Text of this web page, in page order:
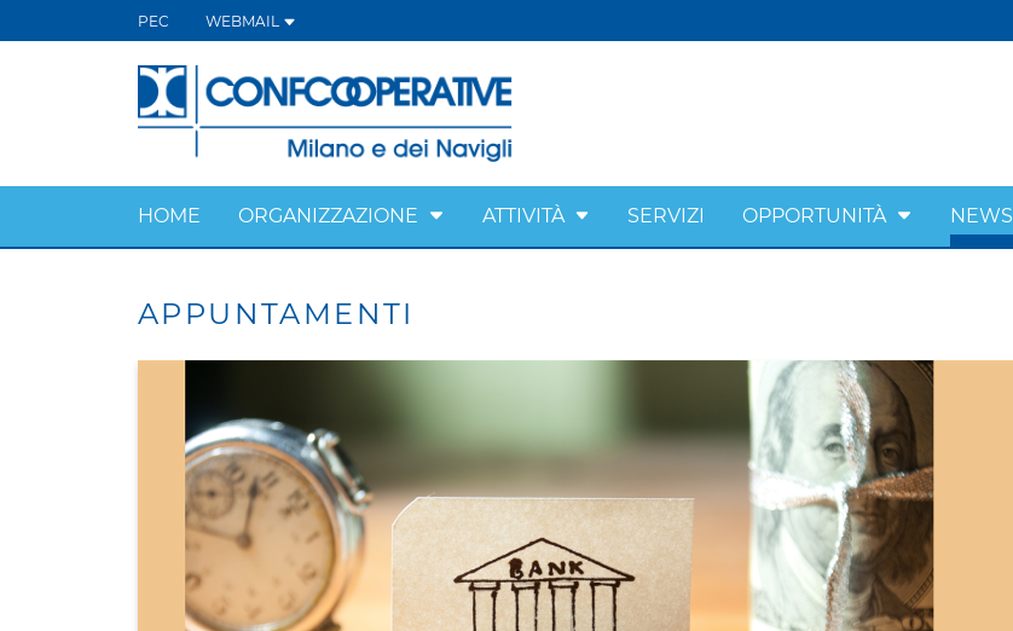
PEC WEBMAIL
HOME ORGANIZZAZIONE ATTIVITÀ SERVIZI OPPORTUNITÀ NEWS
APPUNTAMENTI